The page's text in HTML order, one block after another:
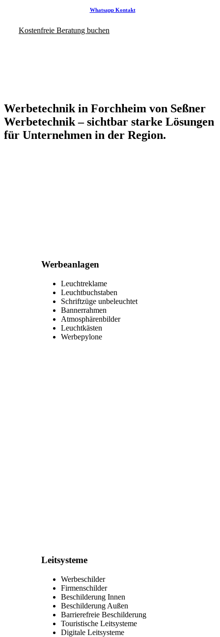
Whatsapp Kontakt
Kostenfreie Beratung buchen
Werbetechnik in Forchheim von Seßner
Werbetechnik – sichtbar starke Lösungen
für Unternehmen in der Region.
Werbeanlagen
Leuchtreklame
Leuchtbuchstaben
Schriftzüge unbeleuchtet
Bannerrahmen
Atmosphärenbilder
Leuchtkästen
Werbepylone
Leitsysteme
Werbeschilder
Firmenschilder
Beschilderung Innen
Beschilderung Außen
Barrierefreie Beschilderung
Touristische Leitsysteme
Digitale Leitsysteme